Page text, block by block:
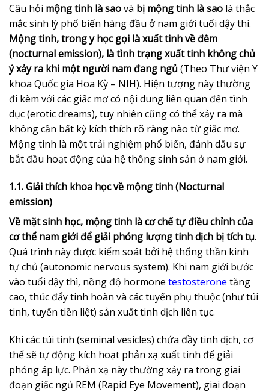
Câu hỏi mộng tinh là saovà bị mộng tinh là sao là thắc
mắc sinh lý phổ biến hàng đầu ở nam giới tuổi dậy thì.
Mộng tinh, trong y học gọi là xuất tinh về đêm
(nocturnal emission), là tình trạng xuất tinh không chủ
ý xảy ra khi một người nam đang ngủ(Theo Thư viện Y
khoa Quốc gia Hoa Kỳ – NIH). Hiện tượng này thường
đi kèm với các giấc mơ có nội dung liên quan đến tình
dục (erotic dreams), tuy nhiên cũng có thể xảy ra mà
không cần bất kỳ kích thích rõ ràng nào từ giấc mơ.
Mộng tinh là một trải nghiệm phổ biến, đánh dấu sự
bắt đầu hoạt động của hệ thống sinh sản ở nam giới.
1.1. Giải thích khoa học về mộng tinh (Nocturnal
emission)
Về mặt sinh học, mộng tinh là cơ chế tự điều chỉnh của
cơ thể nam giới để giải phóng lượng tinh dịch bị tích tụ.
Quá trình này được kiểm soát bởi hệ thống thần kinh
tự chủ (autonomic nervous system). Khi nam giới bước
vào tuổi dậy thì, nồng độ hormone testosterone tăng
cao, thúc đẩy tinh hoàn và các tuyến phụ thuộc (như túi
tinh, tuyến tiền liệt) sản xuất tinh dịch liên tục.
Khi các túi tinh (seminal vesicles) chứa đầy tinh dịch, cơ
thể sẽ tự động kích hoạt phản xạ xuất tinh để giải
phóng áp lực. Phản xạ này thường xảy ra trong giai
đoạn giấc ngủ REM (Rapid Eye Movement), giai đoạn